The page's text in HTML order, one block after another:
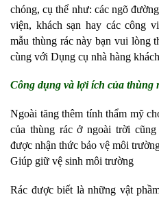
chóng, cụ thể như: các ngõ
viện, khách sạn hay các công
mẫu thùng rác này bạn vui lòng
cùng với Dụng cụ nhà hàng
Công dụng và lợi ích của thùng
Ngoài tăng thêm tính thẩm mỹ
của thùng rác ở ngoài trời
được nhận thức bảo vệ môi
Giúp giữ vệ sinh môi trường
Rác được biết là những vật